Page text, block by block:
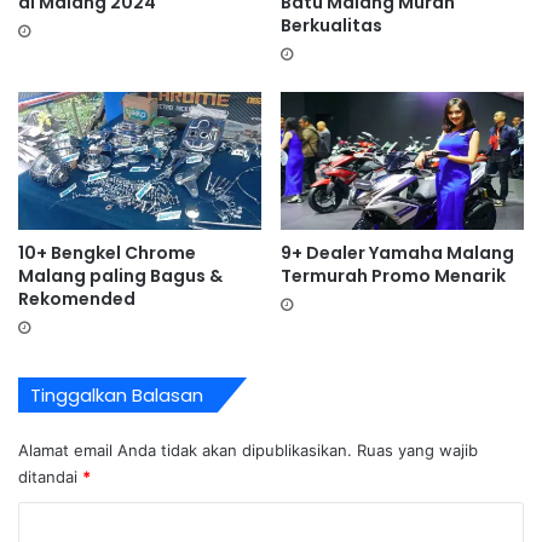
Berkualitas
10+ Bengkel Chrome
Malang paling Bagus &
Rekomended
9+ Dealer Yamaha Malang
Termurah Promo Menarik
Tinggalkan Balasan
Alamat email Anda tidak akan dipublikasikan. Ruas yang wajib
ditandai *